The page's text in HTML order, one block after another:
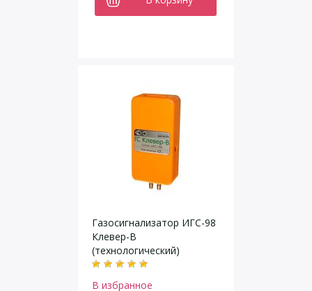
Газосигнализатор ИГС-98
Клевер-В
(технологический)
В избранное